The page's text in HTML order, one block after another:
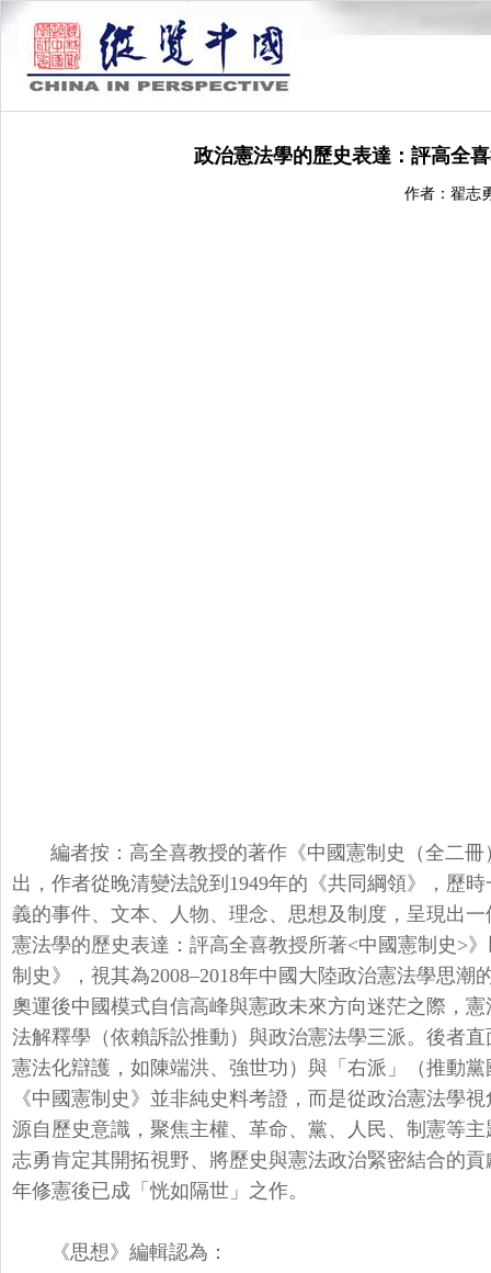
政治憲法學的歷史表達：評高全
作者：翟志
編者按：高全喜教授的著作《中國憲制史（全二冊
出， 作者從晚清變法說到1949年的《共同綱領》，歷
義的事件、文本、人物、理念、 思想及制度，呈現出
憲法學的歷史表達：評高全喜教授所著<中國憲制史>》
制史》， 視其為2008–2018年中國大陸政治憲法學思潮
奧運後中國模式自信高峰與憲政未來方向迷茫之際 ，
法解釋學（依賴訴訟推動）與政治憲法學三派。後者
憲法化辯護，如陳端洪、強世功）與「右派」
（推動
《中國憲制史》並非純史料考證， 而是從政治憲法學
源自歷史意識，聚焦主權、革命、黨、人民、 制憲等主
志勇肯定其開拓視野、將歷史與憲法政治緊密結合的貢
年修憲後已成「恍如隔世」之作。
《思想》編輯認為：